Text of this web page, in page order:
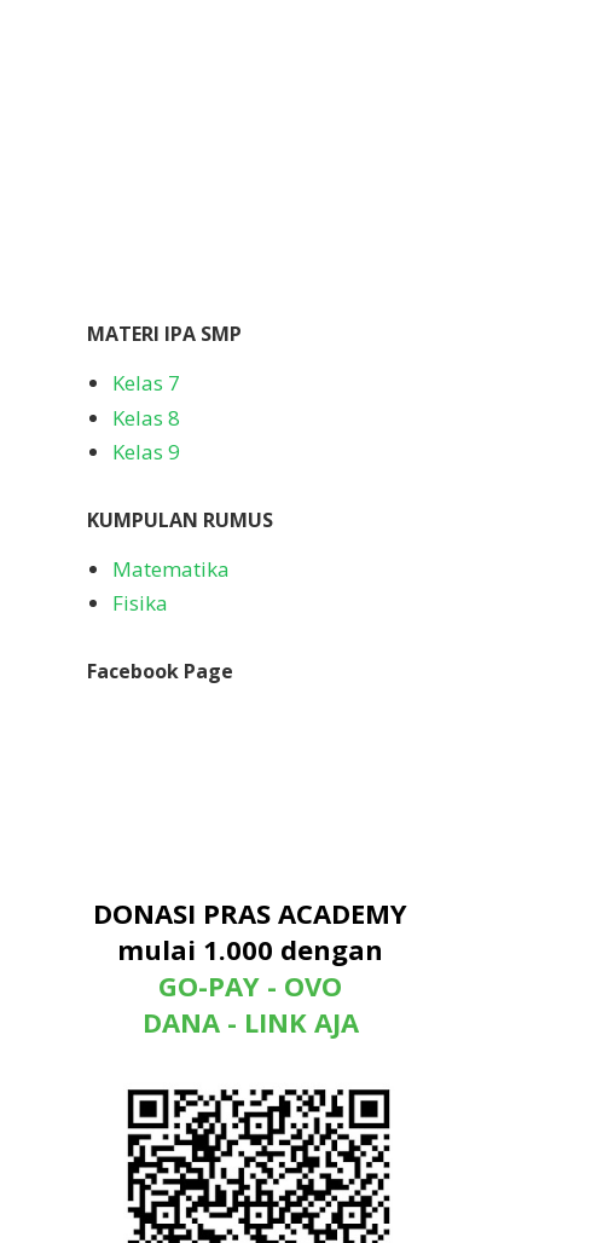
MATERI IPA SMP
Kelas 7
Kelas 8
Kelas 9
KUMPULAN RUMUS
Matematika
Fisika
Facebook Page
DONASI PRAS ACADEMY
mulai 1.000 dengan
GO-PAY - OVO
DANA - LINK AJA